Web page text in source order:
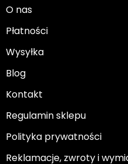
O nas
Płatności
Wysyłka
Blog
Kontakt
Regulamin sklepu
Polityka prywatności
Reklamacje, zwroty i